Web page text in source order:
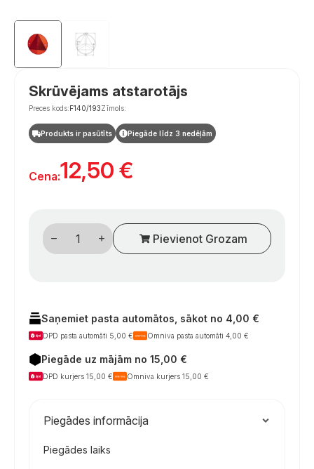
Skrūvējams atstarotājs
Preces kods:F140/193Zīmols:
Produkts ir pasūtīts Piegāde līdz 3 nedēļām
Cena:12,50 €
Užsukamas
atšvaitas
daudzums
Pievienot Grozam
Saņemiet pasta automātos, sākot no 4,00 €
DPD pasta automāti 5,00 € Omniva pasta automāti 4,00 €
Piegāde uz mājām no 15,00 €
DPD kurjers 15,00 € Omniva kurjers 15,00 €
Piegādes informācija
Piegādes laiks